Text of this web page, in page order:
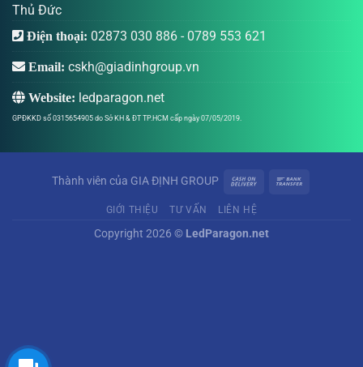
Thủ Đức
Điện thoại: 02873 030 886 - 0789 553 621
Email: cskh@giadinhgroup.vn
Website: ledparagon.net
GPĐKKD số 0315654905 do Sở KH & ĐT TP.HCM cấp ngày 07/05/2019.
Thành viên của GIA ĐỊNH GROUP
GIỚI THIỆU TƯ VẤN LIÊN HỆ
Copyright 2026 © LedParagon.net